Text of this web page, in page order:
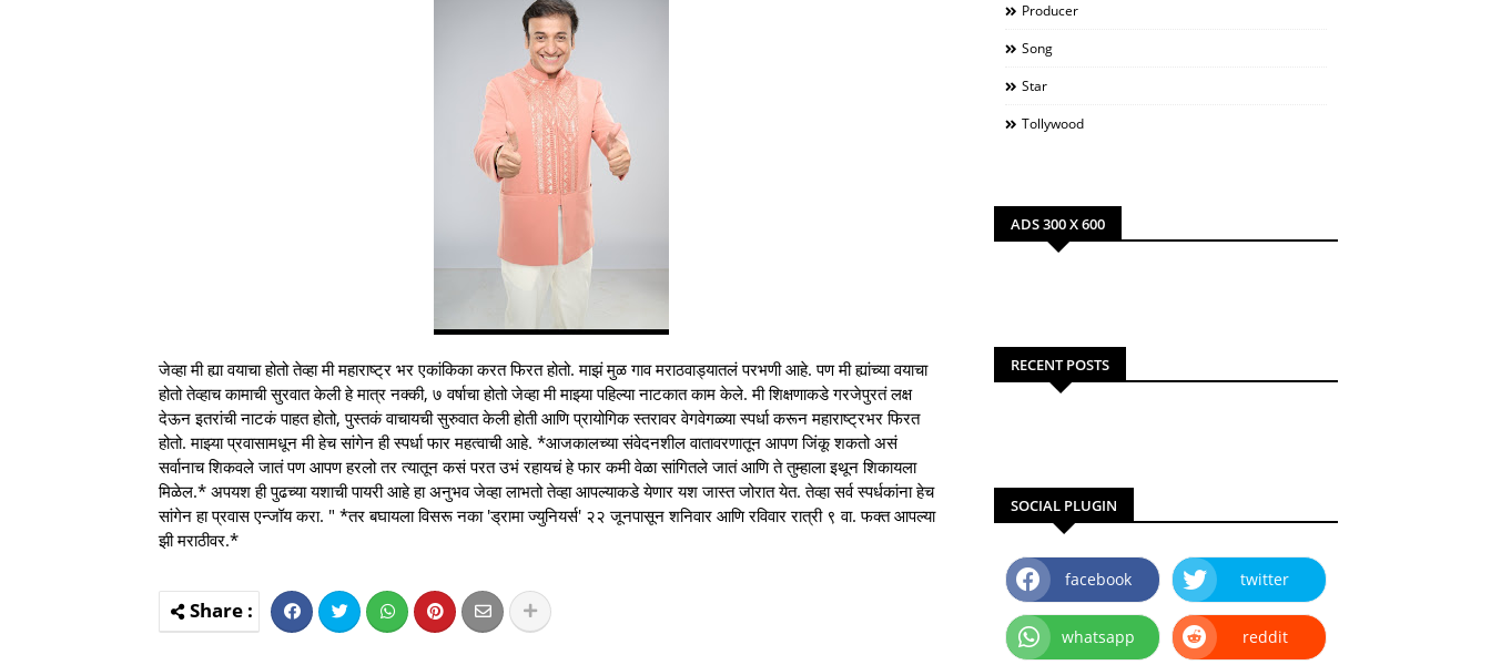
जेव्हा मी ह्या वयाचा होतो तेव्हा मी महाराष्ट्र भर एकांकिका करत फिरत होतो. माझं मुळ गाव मराठवाड्यातलं परभणी आहे. पण मी ह्यांच्या वयाचा
होतो तेव्हाच कामाची सुरवात केली हे मात्र नक्की, ७ वर्षाचा होतो जेव्हा मी माझ्या पहिल्या नाटकात काम केले. मी शिक्षणाकडे गरजेपुरतं लक्ष
देऊन इतरांची नाटकं पाहत होतो, पुस्तकं वाचायची सुरुवात केली होती आणि प्रायोगिक स्तरावर वेगवेगळ्या स्पर्धा करून महाराष्ट्रभर फिरत
होतो. माझ्या प्रवासामधून मी हेच सांगेन ही स्पर्धा फार महत्वाची आहे. *आजकालच्या संवेदनशील वातावरणातून आपण जिंकू शकतो असं
सर्वानाच शिकवले जातं पण आपण हरलो तर त्यातून कसं परत उभं रहायचं हे फार कमी वेळा सांगितले जातं आणि ते तुम्हाला इथून शिकायला
मिळेल.* अपयश ही पुढच्या यशाची पायरी आहे हा अनुभव जेव्हा लाभतो तेव्हा आपल्याकडे येणार यश जास्त जोरात येत. तेव्हा सर्व स्पर्धकांना हेच
सांगेन हा प्रवास एन्जॉय करा. " *तर बघायला विसरू नका 'ड्रामा ज्युनियर्स' २२ जूनपासून शनिवार आणि रविवार रात्री ९ वा. फक्त आपल्या
झी मराठीवर.*
Producer
Song
Star
Tollywood
ADS 300 X 600
RECENT POSTS
SOCIAL PLUGIN
facebook twitter
whatsapp reddit